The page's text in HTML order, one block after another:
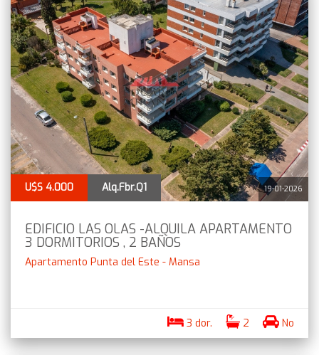
19-01-2026
U$S 4.000 Alq.Fbr.Q1
EDIFICIO LAS OLAS -ALQUILA APARTAMENTO
3 DORMITORIOS , 2 BAÑOS
Apartamento Punta del Este - Mansa
3 dor. 2 No